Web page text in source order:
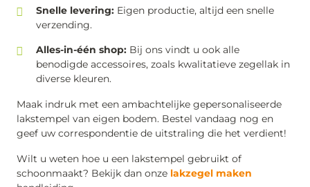
Snelle levering: Eigen productie, altijd een snelle
verzending.
Alles-in-één shop: Bij ons vindt u ook alle
benodigde accessoires, zoals kwalitatieve zegellak in
diverse kleuren.
Maak indruk met een ambachtelijke gepersonaliseerde
lakstempel van eigen bodem. Bestel vandaag nog en
geef uw correspondentie de uitstraling die het verdient!
Wilt u weten hoe u een lakstempel gebruikt of
schoonmaakt? Bekijk dan onze lakzegel maken